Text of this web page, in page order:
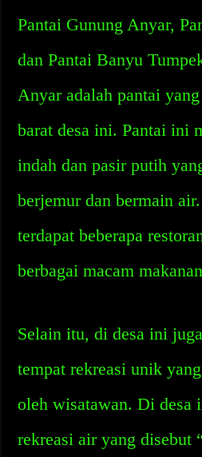
Pantai Gunung Anyar,
dan Pantai Banyu
Anyar adalah pantai
barat desa ini. Pantai ini
indah dan pasir putih
berjemur dan bermain
terdapat beberapa
berbagai macam
Selain itu, di desa ini
tempat rekreasi unik
oleh wisatawan. Di desa
rekreasi air yang disebut